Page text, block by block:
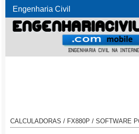
Engenharia Civil
CALCULADORAS / FX880P / SOFTWARE